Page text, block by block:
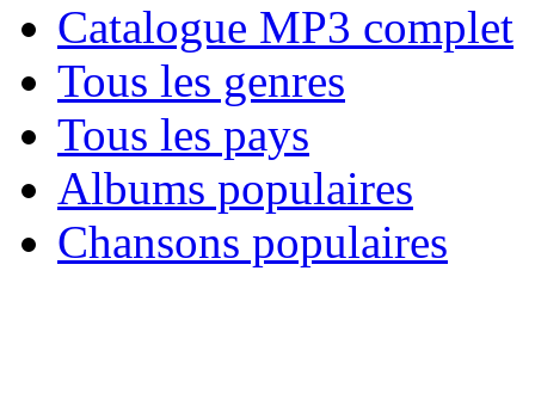
Catalogue MP3 complet
Tous les genres
Tous les pays
Albums populaires
Chansons populaires